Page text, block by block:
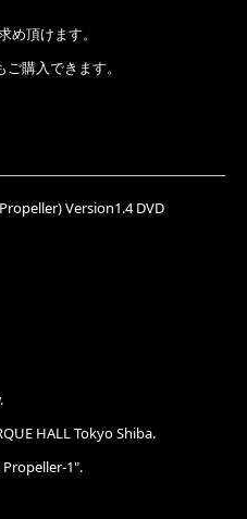
め頂けます。
購入できます。
Version1.4 DVD
HALL Tokyo Shiba.
1".